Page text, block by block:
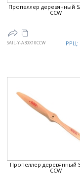
Пропеллер деревянный
CCW
SAIL-Y-A30X10CCW РРЦ:
Пропеллер деревянный
CCW